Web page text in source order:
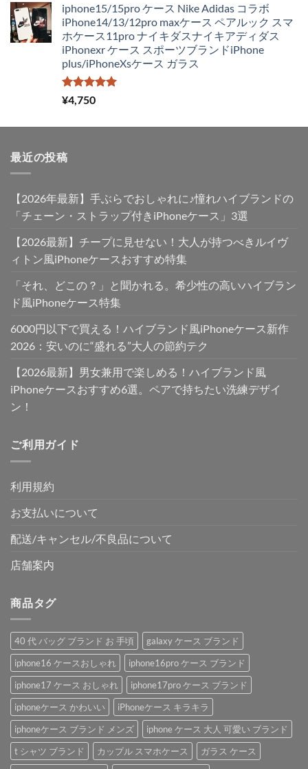
価
格
は
¥4,250
で
し
の
価
格
は
¥2,980
iphone15/15pro ケース Nike Adidas コラボ
iPhone14/13/12pro maxケース ペアルック スマ
ホケース11pro ナイキダスナイキアディダス
iPhonexr ケース スポーツブランドiPhone
plus/iPhoneXsケース ガラス
5段階中
5.00
¥4,750
最近の投稿
【2026年最新】手ぶらでおしゃれに♪憧れハイブランドの
「チェーン・ストラップ付きiPhoneケース」3選
【2026最新】チープに見せない！大人が持つべきルイヴ
ィトン風iPhoneケースおすすめ特集
「それ、どこの？」と聞かれる。希少性の高いハイブラン
ド風iPhoneケース特集
6000円以下で買える！ハイブランド風iPhoneケース新作
2026：安いのに“盛れる”大人の節約テク
【2026最新】男女兼用で楽しめる！ハイブランド風
iPhoneケースおすすめ6選。ペアで持ちたい洗練デザイ
ン！
ご利用ガイド
利用規約
お支払いについて
配送/キャンセル/不良品について
店舗案内
商品タグ
40 代 バッグ ブランド お 手頃
galaxy ケース ブランド
iphone16 ケースおしゃれ
iphone16pro ケース ブランド
iphone17 ケース おしゃれ
iphone17pro ケース ブランド
iphoneケース かわいい
iPhoneケース キラキラ
iphoneケース ブランド メンズ
iphone ケース 大人 可愛い ブランド
t シャツ ブランド
カップル スマホケース
ガラス ケース